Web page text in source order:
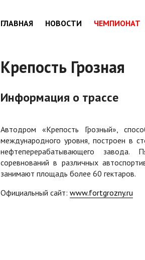
ГЛАВНАЯ НОВОСТИ ЧЕМПИОНАТ
Крепость Грозная
Информация о трассе
Автодром «Крепость Грозный»,
международного уровня, построен в
нефтеперерабатывающего завода.
соревнований в различных
занимают площадь более 60 гектаров.
Официальный сайт: www.fortgrozny.ru